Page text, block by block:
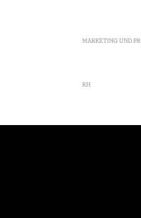
MARKETING UND PR
RH